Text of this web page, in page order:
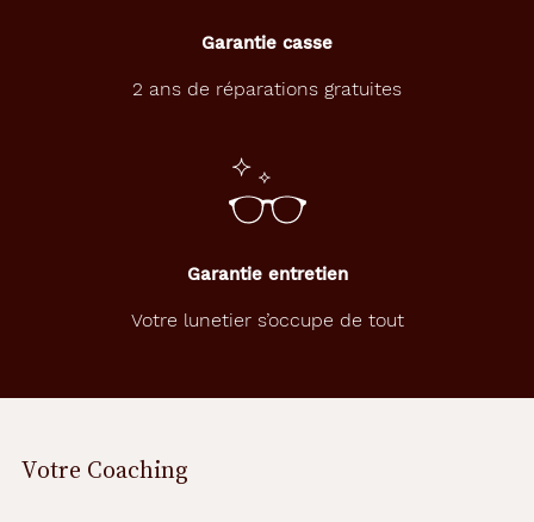
Garantie casse
2 ans de réparations gratuites
Garantie entretien
Votre lunetier s’occupe de tout
Votre Coaching